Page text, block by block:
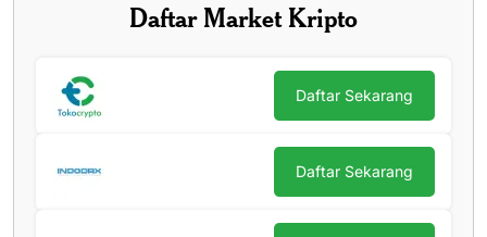
Daftar Market Kripto
Daftar Sekarang
Daftar Sekarang